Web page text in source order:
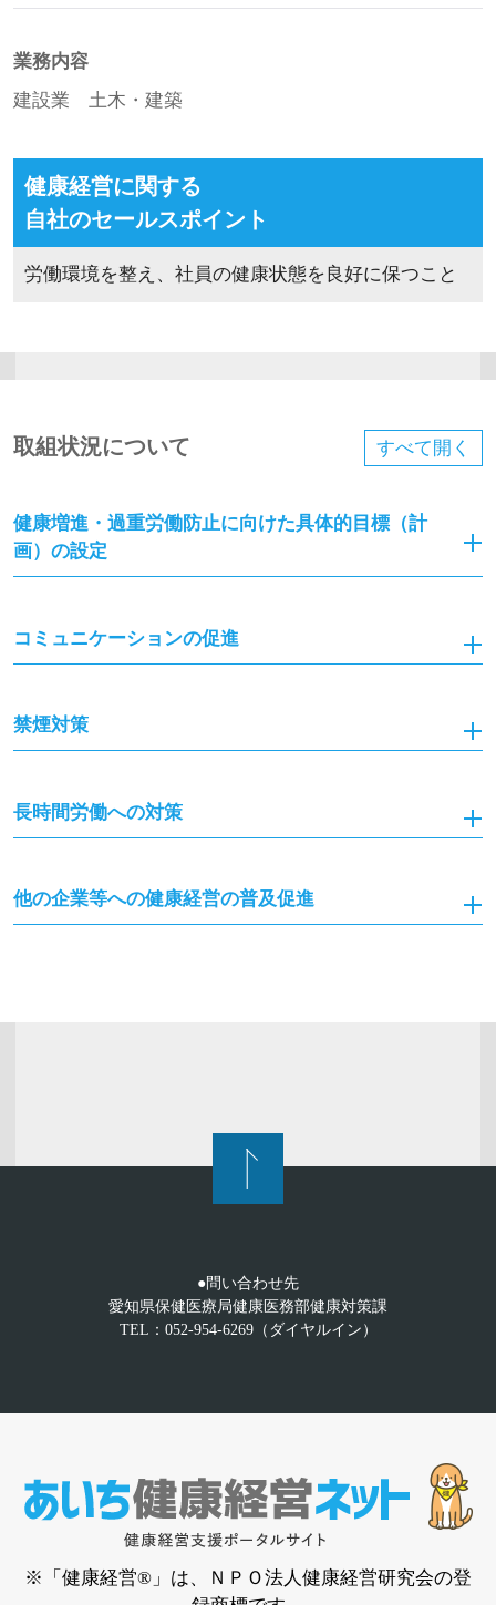
業務内容
建設業 土木・建築
健康経営に関する
自社のセールスポイント
労働環境を整え、社員の健康状態を良好に保つこと
すべて 開く
取組状況について
健康増進・過重労働防止に向けた具体的目標（計
画）の設定
コミュニケーションの促進
禁煙対策
長時間労働への対策
他の企業等への健康経営の普及促進
●問い合わせ先
愛知県保健医療局健康医務部健康対策課
TEL：052-954-6269（ダイヤルイン）
※「健康経営®」は、ＮＰＯ法人健康経営研究会の登